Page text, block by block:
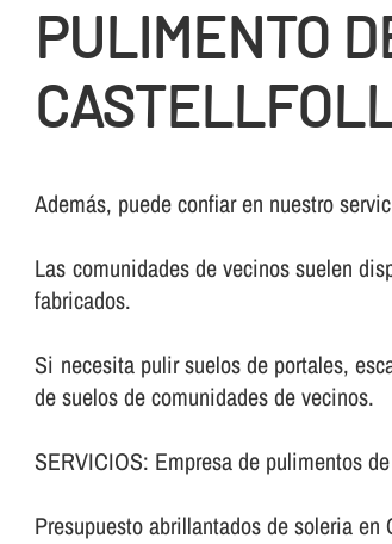
PULIMENTO
Además, puede confiar en nuestro
Las comunidades de vecinos suelen
fabricados.
Si necesita pulir suelos de portales,
de suelos de comunidades de vecinos.
SERVICIOS: Empresa de pulimentos
Presupuesto abrillantados de soleria